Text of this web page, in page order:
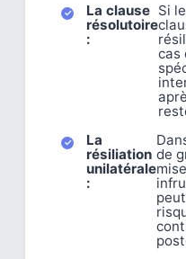
La clause
résolutoire
:
Si
cas
La
résiliation
unilatérale
:
de